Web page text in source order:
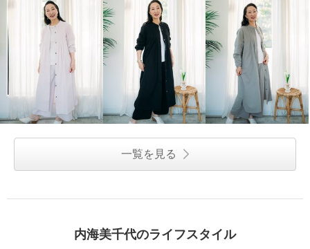
一覧を見る
内海美千代のライフスタイル